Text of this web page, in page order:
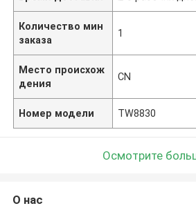
Количество мин
заказа
1
Место происхож
дения
CN
Номер модели TW8830
Осмотрите
О нас